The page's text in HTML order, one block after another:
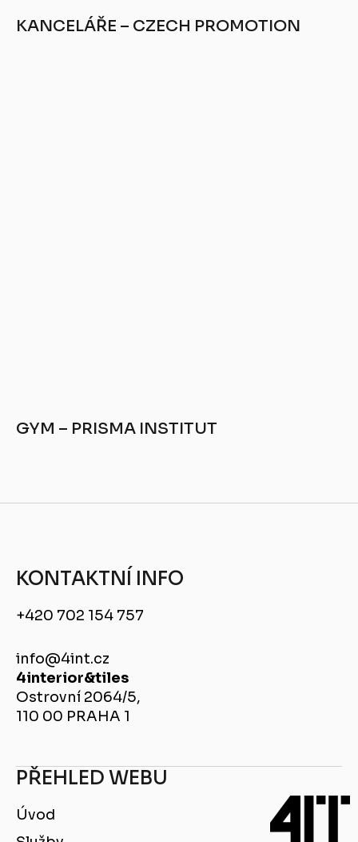
KANCELÁŘE – CZECH PROMOTION
GYM – PRISMA INSTITUT
KONTAKTNÍ INFO
+420 702 154 757
info@4int.cz
4interior&tiles
Ostrovní 2064/5,
110 00 PRAHA 1
PŘEHLED WEBU
Úvod